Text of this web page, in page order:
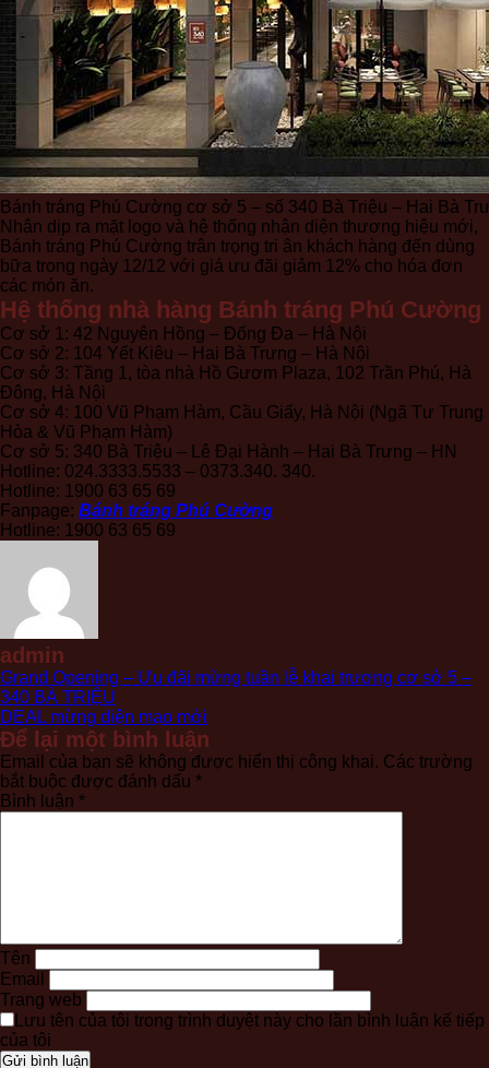
Bánh tráng Phú Cường cơ sở 5 – số 340 Bà Triệu – Hai Bà
Nhân dịp ra mặt logo và hệ thống nhận diện thương hiệu mới,
Bánh tráng Phú Cường trân trọng tri ân khách hàng đến dùng
bữa trong ngày 12/12 với giá ưu đãi giảm 12% cho hóa đơn
các món ăn.
Hệ thống nhà hàng Bánh tráng Phú Cường
Cơ sở 1: 42 Nguyên Hồng – Đống Đa – Hà Nội
Cơ sở 2: 104 Yết Kiêu – Hai Bà Trưng – Hà Nội
Cơ sở 3: Tầng 1, tòa nhà Hồ Gươm Plaza, 102 Trần Phú, Hà
Đông, Hà Nội
Cơ sở 4: 100 Vũ Phạm Hàm, Cầu Giấy, Hà Nội (Ngã Tư Trung
Hòa & Vũ Phạm Hàm)
Cơ sở 5: 340 Bà Triệu – Lê Đại Hành – Hai Bà Trưng – HN
Hotline: 024.3333.5533 – 0373.340. 340.
Hotline: 1900 63 65 69
Fanpage: Bánh tráng Phú Cường
Hotline: 1900 63 65 69
admin
Grand Opening – Ưu đãi mừng tuần lễ khai trương cơ sở 5 –
340 BÀ TRIỆU
DEAL mừng diện mạo mới
Để lại một bình luận
Email của bạn sẽ không được hiển thị công khai. Các trường
bắt buộc được đánh dấu *
Bình luận *
Tên
Email
Trang web
Lưu tên của tôi trong trình duyệt này cho lần bình luận kế tiếp
của tôi